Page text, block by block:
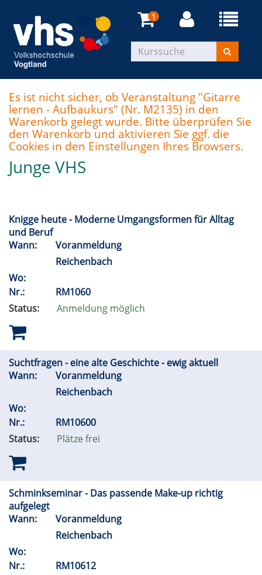
1
Es ist nicht sicher, ob Veranstaltung "Gitarre
lernen - Aufbaukurs" (Nr. M2135) in den
Warenkorb gelegt wurde. Bitte überprüfen Sie
den Warenkorb und aktivieren Sie ggf. die
Cookies in den Einstellungen Ihres Browsers.
Junge VHS
Knigge heute - Moderne Umgangsformen für Alltag
und Beruf
Wann:
Voranmeldung
Reichenbach
Wo:
Nr.:
RM1060
Status:
Anmeldung möglich
Suchtfragen - eine alte Geschichte - ewig aktuell
Wann:
Voranmeldung
Reichenbach
Wo:
Nr.:
RM10600
Status:
Plätze frei
Schminkseminar - Das passende Make-up richtig
aufgelegt
Wann:
Voranmeldung
Reichenbach
Wo:
Nr.:
RM10612